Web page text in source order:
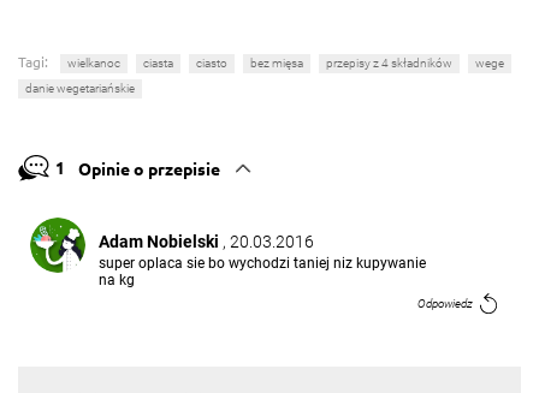
Tagi: wielkanoc ciasta ciasto bez mięsa przepisy z 4 składników
wege
danie wegetariańskie
1 Opinie o przepisie
Adam Nobielski , 20.03.2016
super oplaca sie bo wychodzi taniej niz kupywanie
na kg
Odpowiedz